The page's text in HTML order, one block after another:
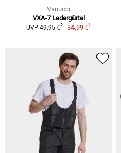
Vanucci
VXA-7 Ledergürtel
UVP 49,95 €2 34,99 €1